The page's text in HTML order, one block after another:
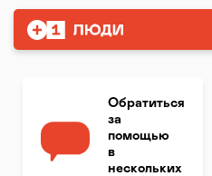
Обратиться
за
помощью
в
нескольких